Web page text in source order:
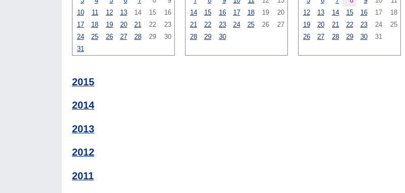
10
11 12 13 14 15
16
17
18 19 20 21 22
23
24
25 26 27 28 29
30
31
14
15 16 17 18 19
20
21
22 23 24 25 26
27
28
29 30
12
13 14 15 16 17
18
19
20 21 22 23 24
25
26
27 28 29 30 31
2015
2014
2013
2012
2011